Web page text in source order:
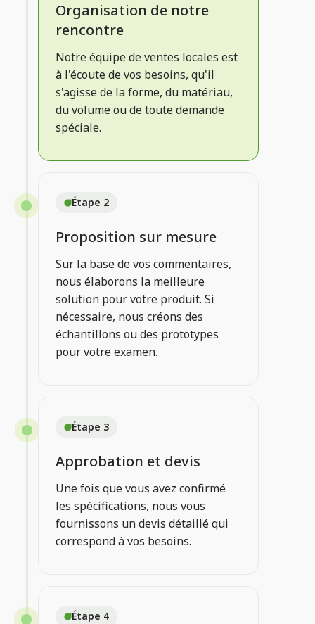
Organisation de notre
rencontre
Notre équipe de ventes locales est
à l'écoute de vos besoins, qu'il
s'agisse de la forme, du matériau,
du volume ou de toute demande
spéciale.
Étape 2
Proposition sur mesure
Sur la base de vos commentaires,
nous élaborons la meilleure
solution pour votre produit. Si
nécessaire, nous créons des
échantillons ou des prototypes
pour votre examen.
Étape 3
Approbation et devis
Une fois que vous avez confirmé
les spécifications, nous vous
fournissons un devis détaillé qui
correspond à vos besoins.
Étape 4